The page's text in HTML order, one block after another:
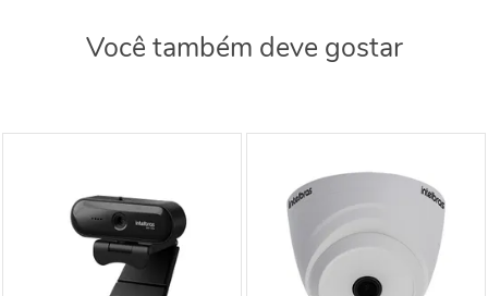
Você também deve gostar